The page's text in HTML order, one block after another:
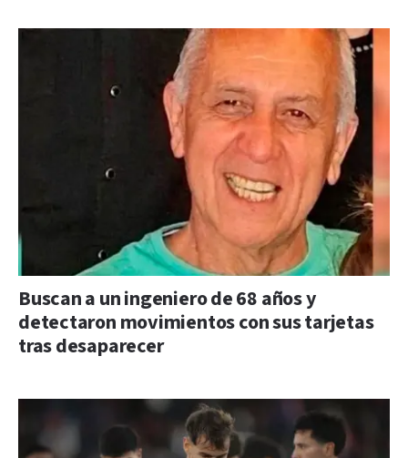
Buscan a un ingeniero de 68 años y
detectaron movimientos con sus tarjetas
tras desaparecer